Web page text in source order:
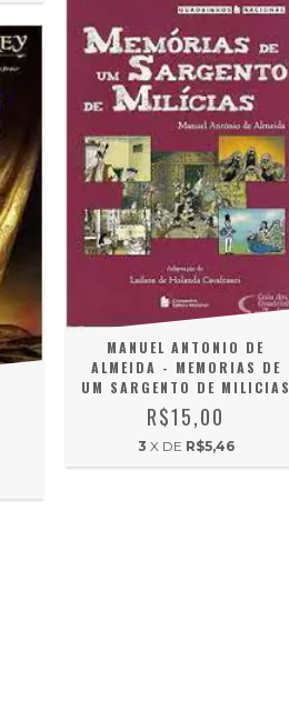
MANUEL ANTONIO DE
ALMEIDA - MEMORIAS DE
UM SARGENTO DE MILICIAS
R$15,00
3 X DE R$5,46